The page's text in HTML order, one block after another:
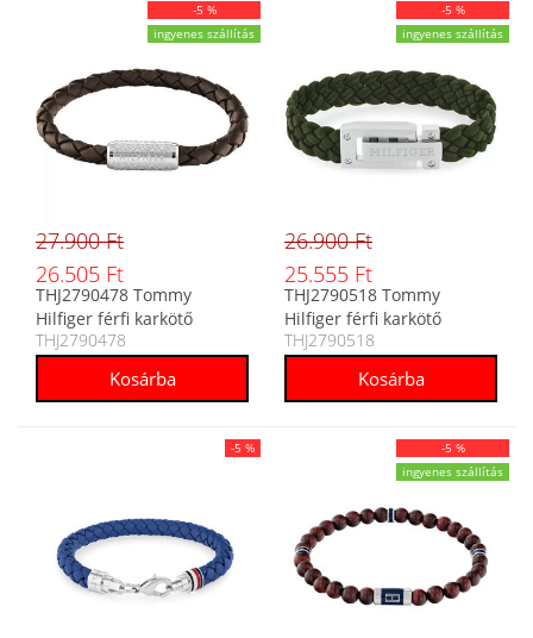
-5 %
ingyenes szállítás
27.900 Ft
26.505 Ft
THJ2790478 Tommy
Hilfiger férfi karkötő
THJ2790478
-5 %
ingyenes szállítás
26.900 Ft
25.555 Ft
THJ2790518 Tommy
Hilfiger férfi karkötő
THJ2790518
-5 %
-5 %
ingyenes szállítás